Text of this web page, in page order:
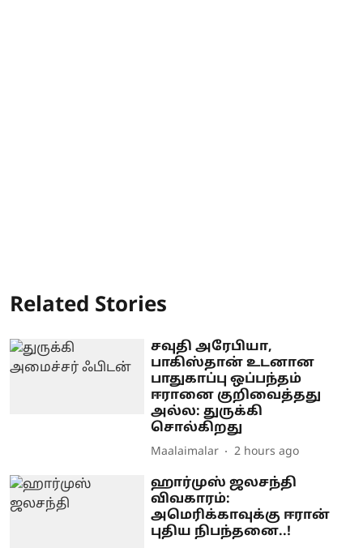
Related Stories
சவுதி அரேபியா,
பாகிஸ்தான் உடனான
பாதுகாப்பு ஒப்பந்தம்
ஈரானை குறிவைத்தது
அல்ல: துருக்கி
சொல்கிறது
Maalaimalar 2 hours ago
ஹார்முஸ் ஜலசந்தி
விவகாரம்:
அமெரிக்காவுக்கு ஈரான்
புதிய நிபந்தனை..!